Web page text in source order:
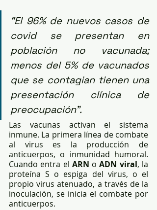
“El 96% de nuevos casos de
covid se presentan en
población no vacunada;
menos del 5% de vacunados
que se contagian tienen una
presentación clínica de
preocupación”.
Las vacunas activan el sistema
inmune. La primera línea de combate
al virus es la producción de
anticuerpos, o inmunidad humoral.
Cuando entra el ARN o ADN viral, la
proteína S o espiga del virus, o el
propio virus atenuado, a través de la
inoculación, se inicia el combate por
anticuerpos.